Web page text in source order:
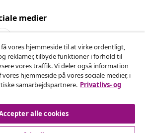
medier
om at fortryde din ordre.
Fortryd køb
vores hjemmeside til at virke ordentligt,
reklamer, tilbyde funktioner i forhold til
vores traffik. Vi deler også information
hjemmeside på vores sociale medier, i
samarbejdspartnere. Privatlivs- og
alle cookies